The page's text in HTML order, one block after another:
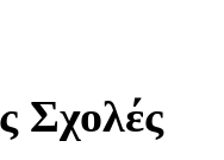
Σχολές